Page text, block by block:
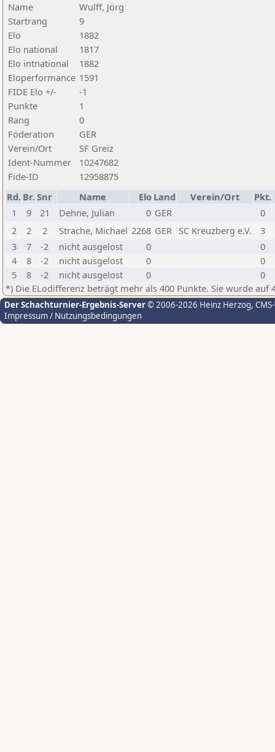
Name
Wulff, Jörg
Startrang
9
Elo
1882
Elo national
1817
Elo intnational
1882
Eloperformance 1591
FIDE Elo +/-
-1
Punkte
1
Rang
0
Föderation
GER
Verein/Ort
SF Greiz
Ident-Nummer
10247682
Fide-ID
12958875
Rd. Br.Snr Name Elo Land Verein/Ort
Pkt.
1
9 21 Dehne, Julian 0 GER
0
2
2 2 Strache, Michael 2268 GER SC Kreuzberg e.V.
3
3
7 -2 nicht ausgelost 0
0
4
8 -2 nicht ausgelost 0
0
5
8 -2 nicht ausgelost 0
0
*) Die ELodifferenz beträgt mehr als 400 Punkte. Sie wurde auf
Der Schachturnier-Ergebnis-Server© 2006-2026 Heinz Herzog,
Impressum / Nutzungsbedingungen